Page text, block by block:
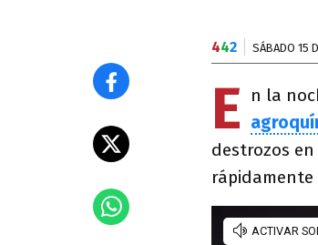
442 SÁBADO 15
E n la
destrozos